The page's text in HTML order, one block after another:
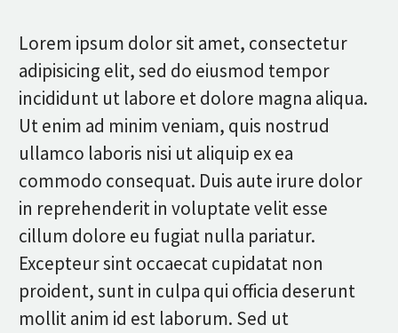
Lorem ipsum dolor sit amet, consectetur
adipisicing elit, sed do eiusmod tempor
incididunt ut labore et dolore magna aliqua.
Ut enim ad minim veniam, quis nostrud
ullamco laboris nisi ut aliquip ex ea
commodo consequat. Duis aute irure dolor
in reprehenderit in voluptate velit esse
cillum dolore eu fugiat nulla pariatur.
Excepteur sint occaecat cupidatat non
proident, sunt in culpa qui officia deserunt
mollit anim id est laborum. Sed ut